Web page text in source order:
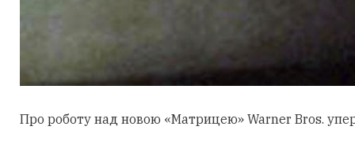
Про роботу над новою «Матрицею» Warner Bros.